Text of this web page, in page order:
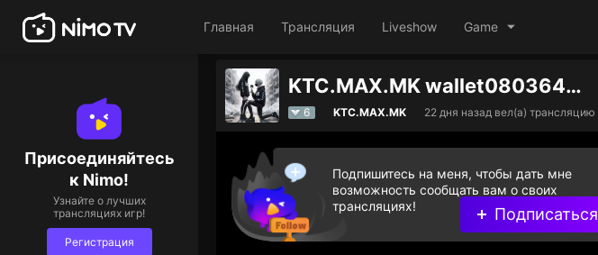
Главная Трансляция Liveshow Game
Присоединяйтесь
к Nimo!
Узнайте о лучших
трансляциях игр!
Регистрация
KTC.MAX.MK wallet0803640435
6 KTC.MAX.MK 22 дня назад вел(а) трансляцию
Подпишитесь на меня, чтобы дать мне
возможность сообщать вам о своих
трансляциях!
Подписаться